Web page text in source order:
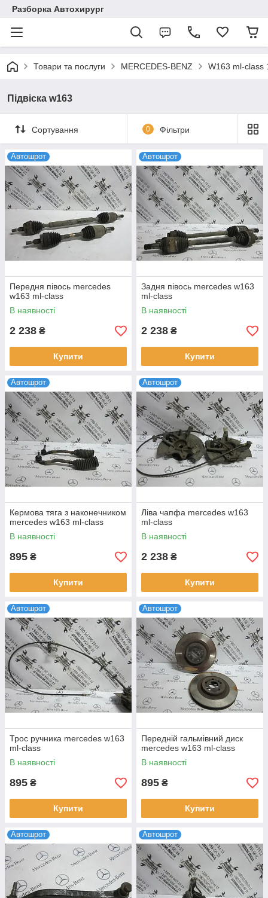
Разборка Автохирург
Товари та послуги MERCEDES-BENZ W163 ml-class
Підвіска w163
Сортування 0 Фільтри
Автошрот
Передня півось mercedes
w163 ml-сlass
В наявності
2 238 ₴
Купити
Автошрот
Задня півось mercedes w163
ml-сlass
В наявності
2 238 ₴
Купити
Автошрот
Кермова тяга з наконечником
mercedes w163 ml-сlass
В наявності
895 ₴
Купити
Автошрот
Ліва чапфа mercedes w163
ml-сlass
В наявності
2 238 ₴
Купити
Автошрот
Трос ручника mercedes w163
ml-сlass
В наявності
895 ₴
Купити
Автошрот
Передній гальмівний диск
mercedes w163 ml-сlass
В наявності
895 ₴
Купити
Автошрот Автошрот